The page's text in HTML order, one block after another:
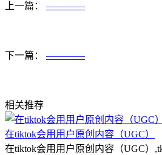
上一篇： ————
下一篇： ————
相关推荐
在tiktok会用用户原创内容（UGC）
在tiktok会用用户原创内容（UGC）